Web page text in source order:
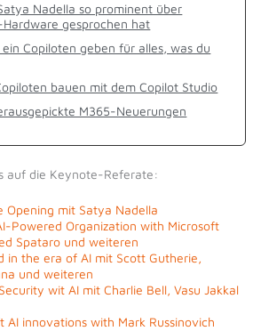
Nadella so prominent über
gesprochen hat
ein Copiloten geben für alles, was du
bauen mit dem Copilot Studio
M365-Neuerungen
auf die Keynote-Referate:
Opening mit Satya Nadella
Powered Organization with Microsoft
Spataro und weiteren
in the era of AI mit Scott Gutherie,
und weiteren
wit AI mit Charlie Bell, Vasu Jakkal
AI innovations with Mark Russinovich